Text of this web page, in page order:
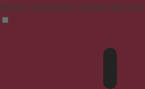
Reduziert Ablenkungen, verbessert den Fokus